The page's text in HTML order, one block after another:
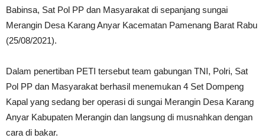
Babinsa, Sat Pol PP dan Masyarakat di sepanjang sungai
Merangin Desa Karang Anyar Kacematan Pamenang Barat Rabu
(25/08/2021).
Dalam penertiban PETI tersebut team gabungan TNI, Polri, Sat
Pol PP dan Masyarakat berhasil menemukan 4 Set Dompeng
Kapal yang sedang ber operasi di sungai Merangin Desa Karang
Anyar Kabupaten Merangin dan langsung di musnahkan dengan
cara di bakar.